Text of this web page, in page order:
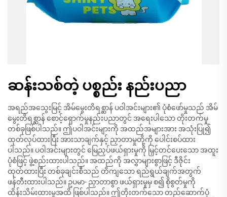
ဆန်းသစ်တဲ့ ပစ္စည်း နည်းပညာ
အရည်အသွေးမြင့် အိမ်မွေးတိရစ္ဆာန် ပဝါအင်းများ၏ ပုံစံဖော်မှုသည် အိမ်
မွေးတိရစ္ဆာန် စောင့်ရှောက်မှုနည်းပညာတွင် အရေးပါသော တိုးတက်မှု
တစ်ခုဖြစ်ပါသည်။ ဤပဝါအင်းများကို အထည်အများအား အသုံးပြု၍
ထုတ်လုပ်ထားပြီး အားသာချက်နှင့် ညှာတာမှုတို့ကို ပေါင်းစပ်ထား
ပါသည်။ ပဝါအင်းများတွင် မြေညှပ်ဖယ်ရှားမှုကို မြှင့်တင်ပေးသော အထူး
ပုံစံဖြင့် ဖွဲ့စည်းထားပါသည်။ အထည်ကို အလွှာများစွာဖြင့် ဒီဇိုင်း
ထုတ်ထားပြီး တစ်ခုချင်းစီသည် တိကျသော ရည်ရွယ်ချက်အတွက်
ဖန်တီးထားပါသည်။ ဥပမာ- ညှာတာစွာ ဖယ်ရှားမှုမှ စ၍ စိုစွတ်မှုကို
ထိန်းသိမ်းထားမှုအထိ ဖြစ်ပါသည်။ ဤတိုးတက်သော တည်ဆောက်ပုံ